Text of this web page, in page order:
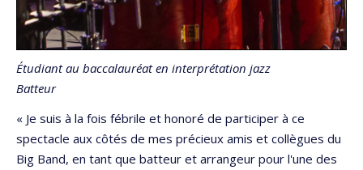
Étudiantau baccalauréat en interprétation jazz
Batteur
« Je suis à la fois fébrile et honoré de participer à ce
spectacle aux côtés de mes précieux amis et collègues du
Big Band, en tant que batteur et arrangeur pour l'une des